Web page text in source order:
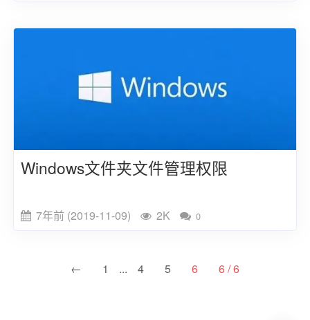
Windows文件夹文件管理权限
7年前 (2019-11-09) 2K 0
← 1 ... 4 5 6 6 / 6